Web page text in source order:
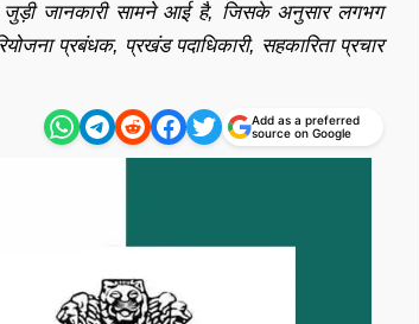
से जुड़ी जानकारी सामने आई है, जिसके अनुसार लगभग
प्रबंधक, प्रखंड पदाधिकारी, सहकारिता प्रचार
Add as a preferred
source on Google